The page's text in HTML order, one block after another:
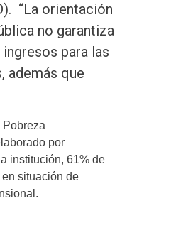
“La orientación
no garantiza
para las
además que
Pobreza
por
institución, 61% de
situación de